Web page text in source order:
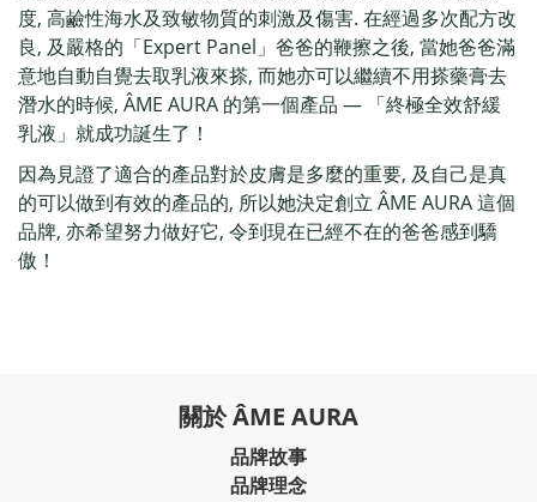
度, 高鹼性海水及致敏物質的刺激及傷害. 在經過多次配方改
良, 及嚴格的「Expert Panel」爸爸的鞭擦之後, 當她爸爸滿
意地自動自覺去取乳液來搽, 而她亦可以繼續不用搽藥膏去
潛水的時候, ÂME AURA 的第一個產品 — 「終極全效舒緩
乳液」就成功誕生了！
因為見證了適合的產品對於皮膚是多麼的重要, 及自己是真
的可以做到有效的產品的, 所以她決定創立 ÂME AURA 這個
品牌, 亦希望努力做好它, 令到現在已經不在的爸爸感到驕
傲！
關於 ÂME AURA
品牌故事
品牌理念